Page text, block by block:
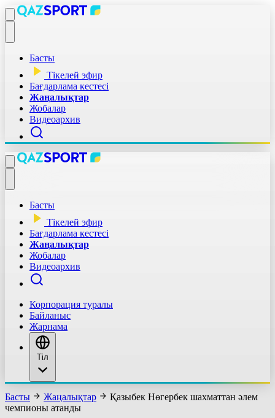
Басты
Тікелей эфир
Бағдарлама кестесі
Жаңалықтар
Жобалар
Видеоархив
Басты
Тікелей эфир
Бағдарлама кестесі
Жаңалықтар
Жобалар
Видеоархив
Корпорация туралы
Байланыс
Жарнама
Тіл
Басты Жаңалықтар
Қазыбек Нөгербек шахматтан әлем
чемпионы атанды